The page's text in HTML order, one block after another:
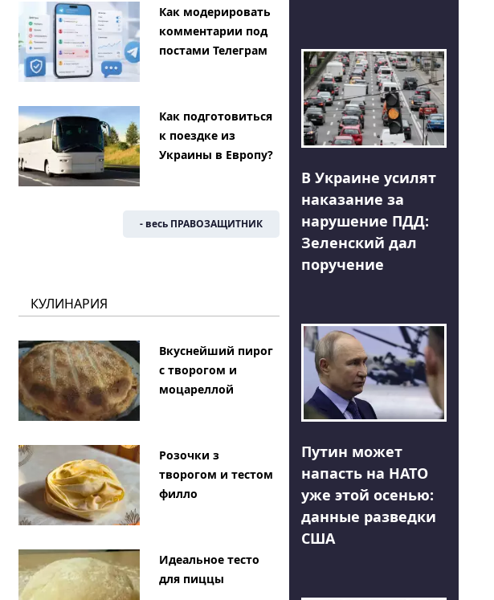
Как модерировать
комментарии под
постами Телеграм
Как подготовиться
к поездке из
Украины в Европу?
- весь ПРАВОЗАЩИТНИК
КУЛИНАРИЯ
Вкуснейший пирог
с творогом и
моцареллой
Розочки з
творогом и тестом
филло
Идеальное тесто
для пиццы
В Украине усилят
наказание за
нарушение ПДД:
Зеленский дал
поручение
Путин может
напасть на НАТО
уже этой осенью:
данные разведки
США